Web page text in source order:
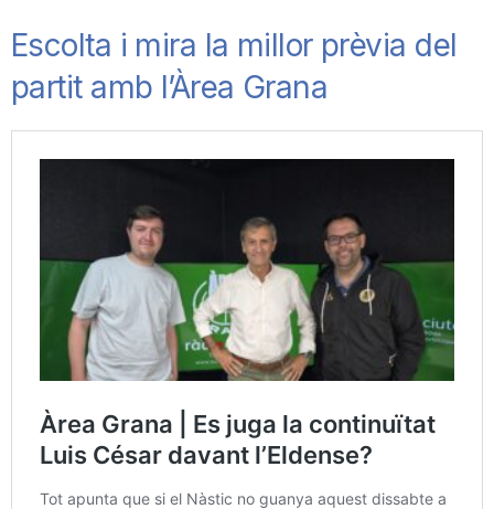
Escolta i mira la millor prèvia del
partit amb l’Àrea Grana